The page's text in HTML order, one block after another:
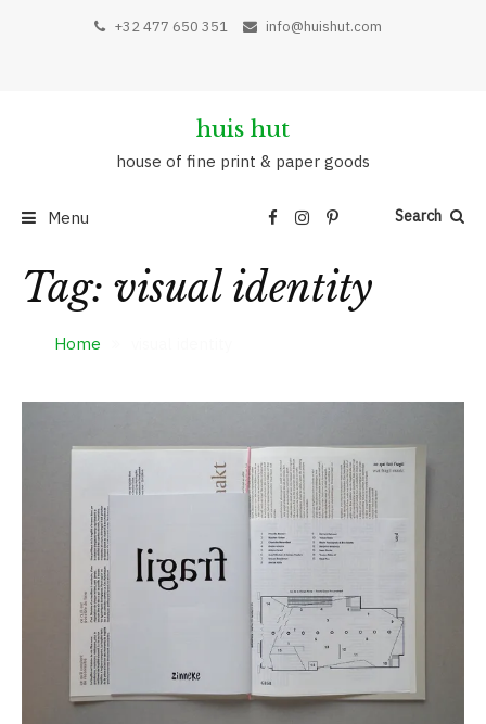
+32 477 650 351 info@huishut.com
huis hut
house of fine print & paper goods
Menu Search
Tag: visual identity
Home